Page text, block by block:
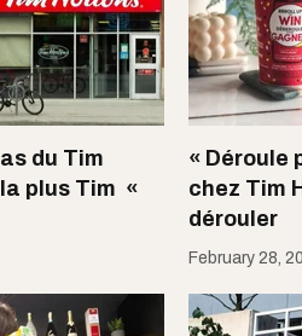
du Tim
plus Tim «
« Déroule
chez Tim
dérouler
February 28,